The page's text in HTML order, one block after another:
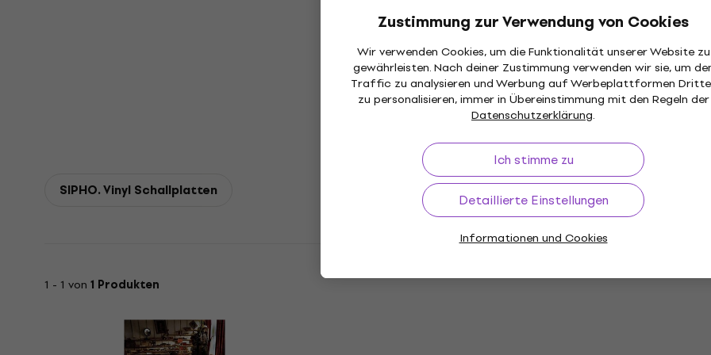
Zustimmung zur Verwendung von Cookies
Wir verwenden Cookies, um die Funktionalität unserer Website zu
gewährleisten. Nach deiner Zustimmung verwenden wir sie, um
Traffic zu analysieren und Werbung auf Werbeplattformen
zu personalisieren, immer in Übereinstimmung mit den Regeln der
Datenschutzerklärung.
Ich stimme zu
Detaillierte Einstellungen
Informationen und Cookies
SIPHO. Vinyl Schallplatten
1 - 1 von 1 Produkten